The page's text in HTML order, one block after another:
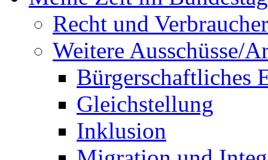
Recht und
Weitere Ausschüsse/
Bürgerschaftliches
Gleichstellung
Inklusion